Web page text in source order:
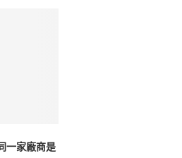
一家廠商是